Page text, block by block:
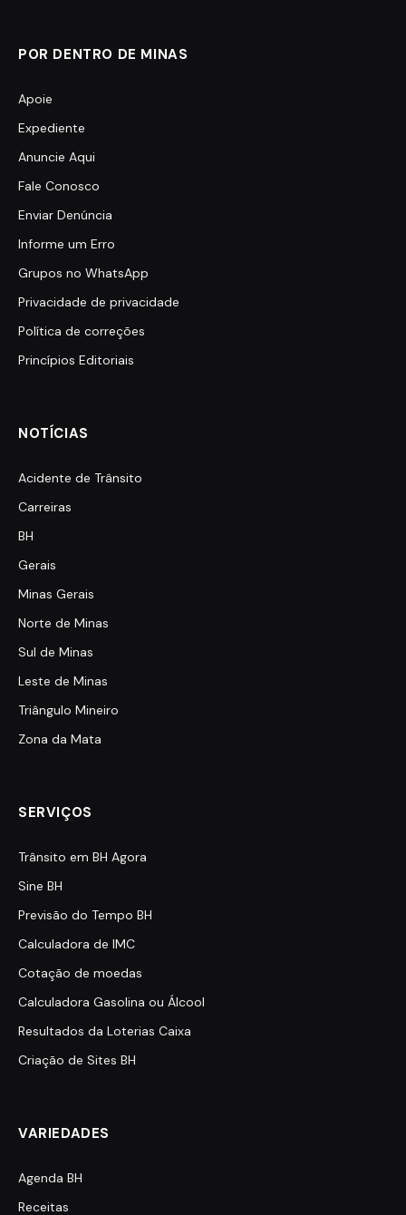
POR DENTRO DE MINAS
Apoie
Expediente
Anuncie Aqui
Fale Conosco
Enviar Denúncia
Informe um Erro
Grupos no WhatsApp
Privacidade de privacidade
Política de correções
Princípios Editoriais
NOTÍCIAS
Acidente de Trânsito
Carreiras
BH
Gerais
Minas Gerais
Norte de Minas
Sul de Minas
Leste de Minas
Triângulo Mineiro
Zona da Mata
SERVIÇOS
Trânsito em BH Agora
Sine BH
Previsão do Tempo BH
Calculadora de IMC
Cotação de moedas
Calculadora Gasolina ou Álcool
Resultados da Loterias Caixa
Criação de Sites BH
VARIEDADES
Agenda BH
Receitas